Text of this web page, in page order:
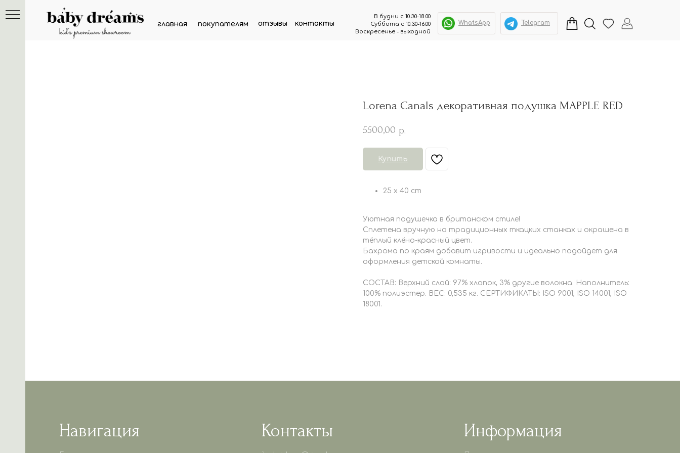
Telegram
контакты
отзывы
покупателям
главная WhatsApp
В будни с 10.30-18.00
Суббота с 10.30-16.00
Воскресенье - выходной
Lorena Canals декоративная подушка MAPPLE RED
5500,00 р.
Купить
25 x 40 cm
Уютная подушечка в британском стиле!
Сплетена вручную на традиционных ткацких станках и окрашена в
тёплый клёно-красный цвет.
Бахрома по краям добавит игривости и идеально подойдёт для
оформления детской комнаты.
СОСТАВ: Верхний слой: 97% хлопок, 3% другие волокна. Наполнитель:
100% полиэстер. ВЕС: 0,535 кг. СЕРТИФИКАТЫ: ISO 9001, ISO 14001, ISO
18001.
Навигация Контакты Информация